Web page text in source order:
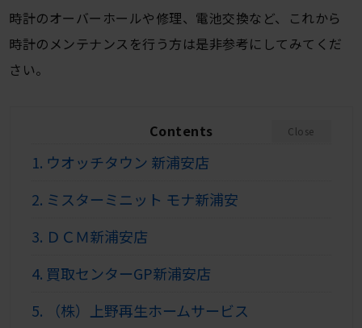
時計のオーバーホールや修理、電池交換など、これから
時計のメンテナンスを行う方は是非参考にしてみてくだ
さい。
Contents Close
1. ウオッチタウン 新浦安店
2. ミスターミニット モナ新浦安
3. ＤＣＭ新浦安店
4. 買取センターGP新浦安店
5. （株）上野再生ホームサービス